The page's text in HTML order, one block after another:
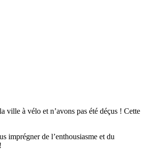
ville à vélo et n’avons pas été déçus ! Cette
imprégner de l’enthousiasme et du